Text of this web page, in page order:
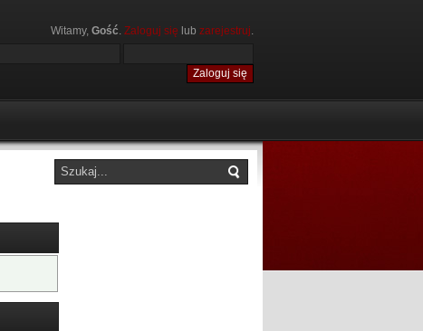
Witamy, Gość. Zaloguj się lub zarejestruj.